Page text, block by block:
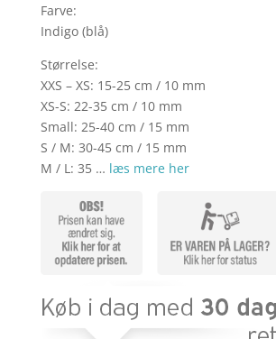
Farve:
Indigo (blå)
Størrelse:
XXS – XS: 15-25 cm / 10 mm
XS-S: 22-35 cm / 10 mm
Small: 25-40 cm / 15 mm
S / M: 30-45 cm / 15 mm
M / L: 35 … læs mere her